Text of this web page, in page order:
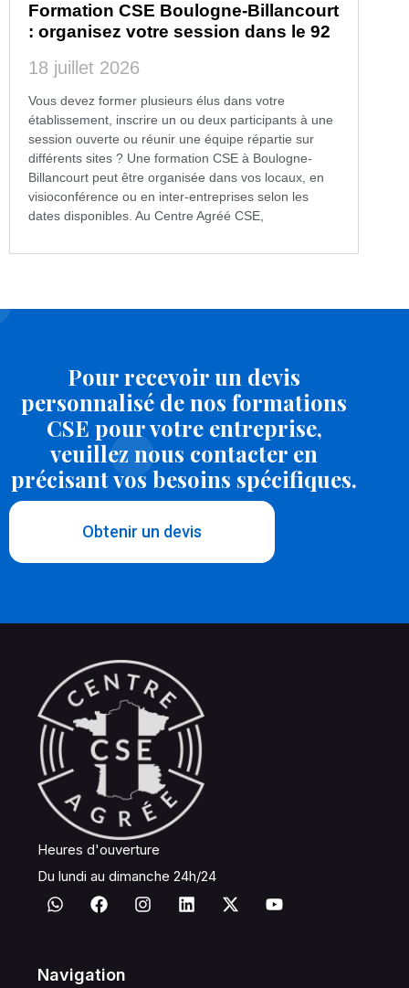
Formation CSE Boulogne-Billancourt
: organisez votre session dans le 92
18 juillet 2026
Vous devez former plusieurs élus dans votre
établissement, inscrire un ou deux participants à une
session ouverte ou réunir une équipe répartie sur
différents sites ? Une formation CSE à Boulogne-
Billancourt peut être organisée dans vos locaux, en
visioconférence ou en inter-entreprises selon les
dates disponibles. Au Centre Agréé CSE,
Pour recevoir un devis
personnalisé de nos formations
CSE pour votre entreprise,
veuillez nous contacter en
précisant vos besoins spécifiques.
Obtenir un devis
Heures d'ouverture
Du lundi au dimanche 24h/24
Navigation